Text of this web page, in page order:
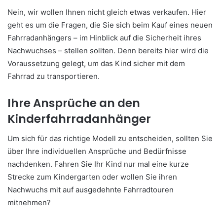
Nein, wir wollen Ihnen nicht gleich etwas verkaufen. Hier
geht es um die Fragen, die Sie sich beim Kauf eines neuen
Fahrradanhängers – im Hinblick auf die Sicherheit ihres
Nachwuchses – stellen sollten. Denn bereits hier wird die
Voraussetzung gelegt, um das Kind sicher mit dem
Fahrrad zu transportieren.
Ihre Ansprüche an den
Kinderfahrradanhänger
Um sich für das richtige Modell zu entscheiden, sollten Sie
über Ihre individuellen Ansprüche und Bedürfnisse
nachdenken. Fahren Sie Ihr Kind nur mal eine kurze
Strecke zum Kindergarten oder wollen Sie ihren
Nachwuchs mit auf ausgedehnte Fahrradtouren
mitnehmen?